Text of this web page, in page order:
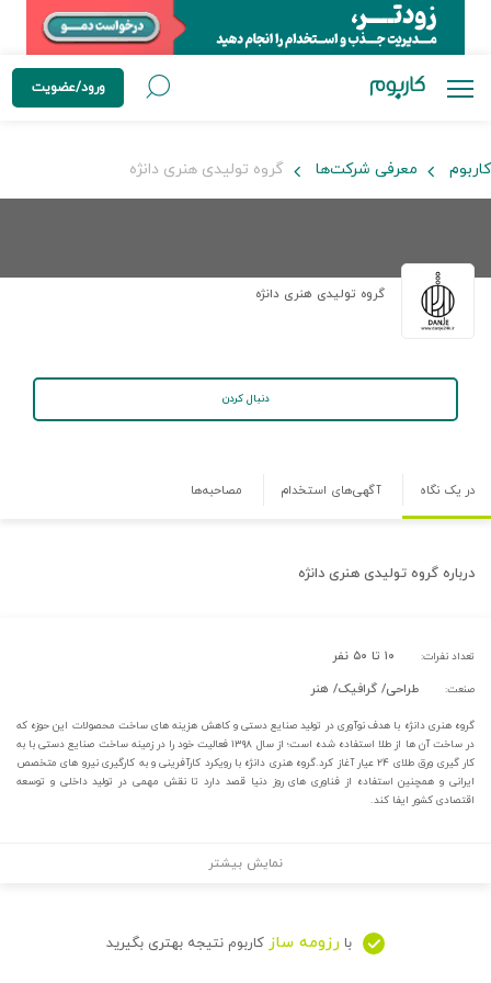
ورود/عضویت
کاربوم معرفی شرکت‌ها گروه تولیدی هنری دانژه
گروه تولیدی هنری دانژه
دنبال کردن
در یک نگاه آگهی‌های استخدام مصاحبه‌ها
درباره گروه تولیدی هنری دانژه
تعداد نفرات: ۱۰ تا ۵۰ نفر
صنعت: طراحی/ گرافیک/ هنر
گروه هنری دانژه با هدف نوآوری در تولید صنایع دستی و کاهش هزینه های ساخت محصولات این حوزه که
در ساخت آن ها از طلا استفاده شده است؛ از سال ۱۳۹۸ فعالیت خود را در زمینه ساخت صنایع دستی با به
کار گیری ورق طلای ۲۴ عیار آغاز کرد.گروه هنری دانژه با رویکرد کارآفرینی و به کارگیری نیرو های متخصص
ایرانی و همچنین استفاده از فناوری های روز دنیا قصد دارد تا نقش مهمی در تولید داخلی و توسعه
اقتصادی کشور ایفا کند.
نمایش بیشتر
با رزومه ساز کاربوم نتیجه بهتری بگیرید